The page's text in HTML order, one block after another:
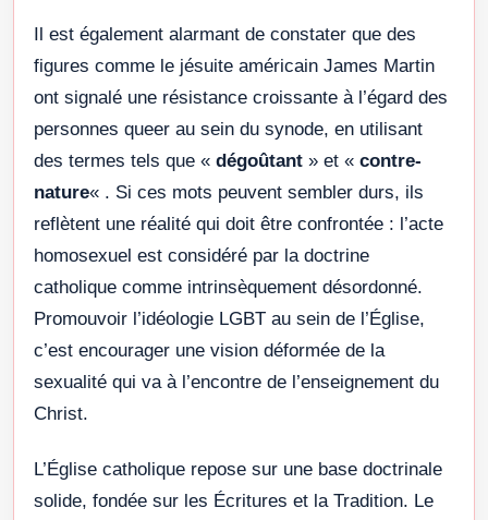
Il est également alarmant de constater que des
figures comme le jésuite américain James Martin
ont signalé une résistance croissante à l’égard des
personnes queer au sein du synode, en utilisant
des termes tels que « dégoûtant » et « contre-
nature« . Si ces mots peuvent sembler durs, ils
reflètent une réalité qui doit être confrontée : l’acte
homosexuel est considéré par la doctrine
catholique comme intrinsèquement désordonné.
Promouvoir l’idéologie LGBT au sein de l’Église,
c’est encourager une vision déformée de la
sexualité qui va à l’encontre de l’enseignement du
Christ.
L’Église catholique repose sur une base doctrinale
solide, fondée sur les Écritures et la Tradition. Le